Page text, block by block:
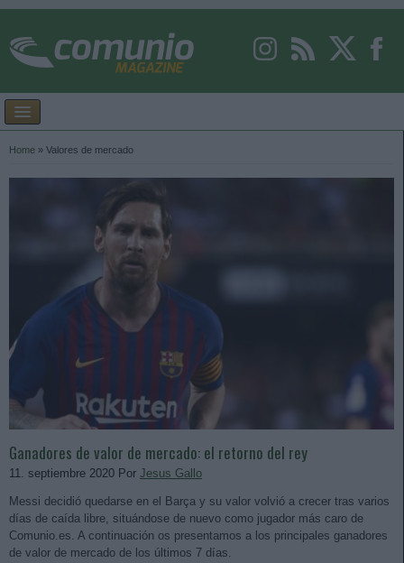
Home » Valores de mercado
Ganadores de valor de mercado: el retorno del rey
11. septiembre 2020 Por Jesus Gallo
Messi decidió quedarse en el Barça y su valor volvió a crecer tras varios
días de caída libre, situándose de nuevo como jugador más caro de
Comunio.es. A continuación os presentamos a los principales ganadores
de valor de mercado de los últimos 7 días.